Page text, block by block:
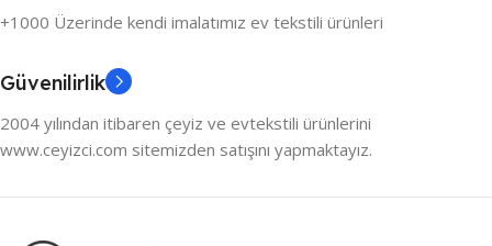
+1000 Üzerinde kendi imalatımız ev tekstili ürünleri
Güvenilirlik
2004 yılından itibaren çeyiz ve evtekstili ürünlerini
www.ceyizci.com sitemizden satışını yapmaktayız.